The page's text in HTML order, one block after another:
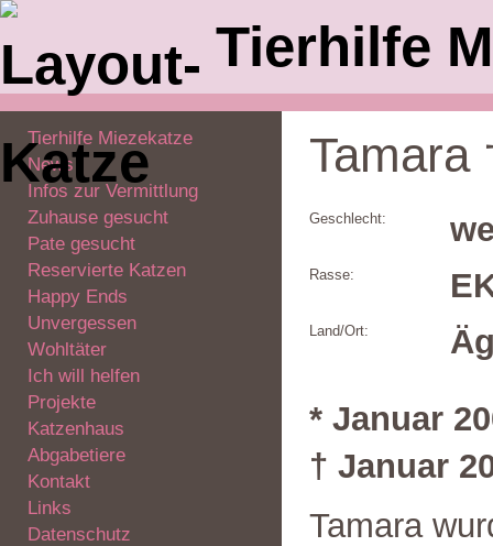
Tierhilfe
Tierhilfe Miezekatze
News
Infos zur Vermittlung
Zuhause gesucht
Pate gesucht
Reservierte Katzen
Happy Ends
Unvergessen
Wohltäter
Ich will helfen
Projekte
Katzenhaus
Abgabetiere
Kontakt
Links
Datenschutz
Tamara
Geschlecht:
Rasse:
Land/Ort:
* Januar
† Januar
Tamara